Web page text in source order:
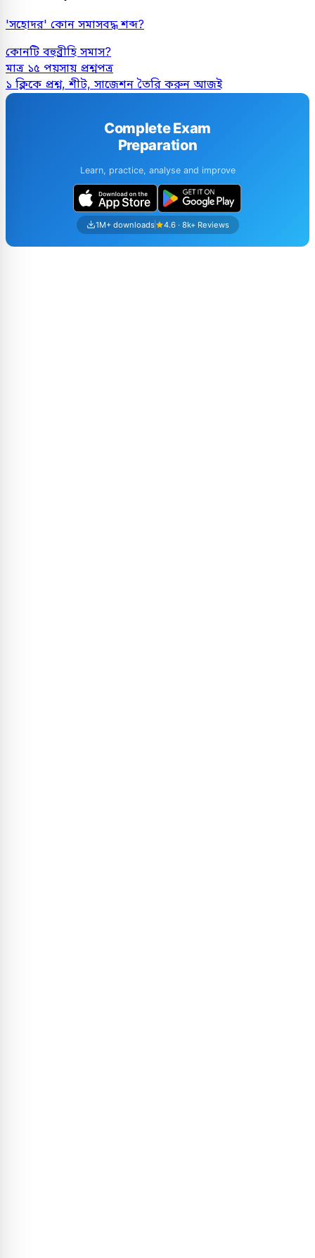
'সহোদর' কোন সমাসবদ্ধ শব্দ?
কোনটি বহুব্রীহি সমাস?
মাত্র ১৫ পয়সায় প্রশ্নপত্র
১ ক্লিকে প্রশ্ন, শীট, সাজেশন তৈরি করুন আজই
Complete Exam
Preparation
Learn, practice, analyse and improve
1M+ downloads 4.6 · 8k+ Reviews